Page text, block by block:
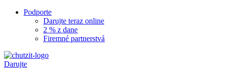
Podporte
Darujte teraz online
2 % z dane
Firemné partnerstvá
Darujte